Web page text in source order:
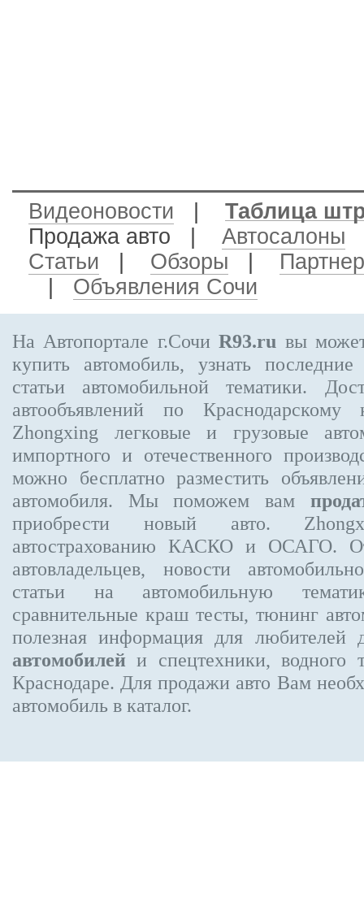
Видеоновости
Таблица
Продажа авто
Автосалоны
Статьи
Обзоры
Объявления Сочи
На Автопортале г.СочиR93.ru вы
купить автомобиль, узнать
статьи автомобильной тематики.
автообъявлений по
Zhongxing легковые и грузовые
импортного и отечественного
можно бесплатно разместить
автомобиля. Мы поможем вам
приобрести новый авто.
автострахованию КАСКО и ОСАГО.
автовладельцев, новости
статьи на автомобильную
сравнительные краш тесты, тюнинг
полезная информация для любителей
автомобилей и спецтехники, водного
Краснодаре. Для продажи авто Вам
автомобиль в каталог.